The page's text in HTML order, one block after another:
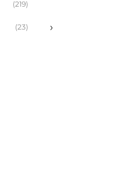
(219)
(23) ›